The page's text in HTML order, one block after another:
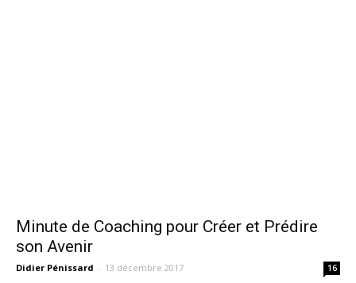
Minute de Coaching pour Créer et Prédire
son Avenir
Didier Pénissard - 13 décembre 2017 16